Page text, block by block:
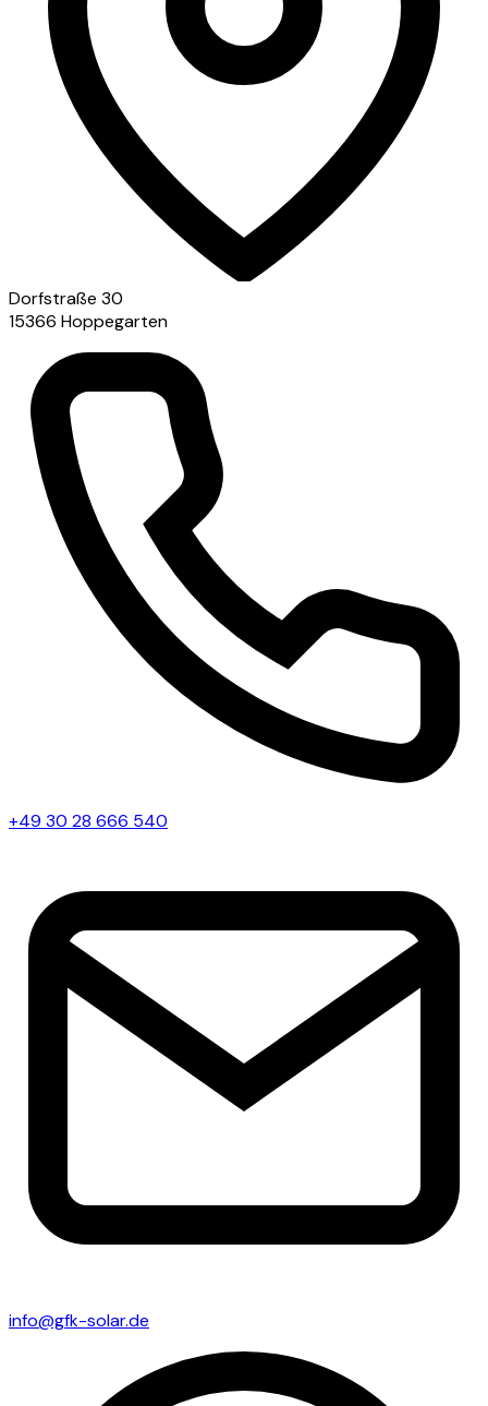
Dorfstraße 30
15366 Hoppegarten
+49 30 28 666 540
info@gfk-solar.de